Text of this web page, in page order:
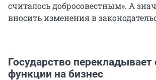
считалось добросовестным». А
вносить изменения в
Государство перекладывает
функции на бизнес